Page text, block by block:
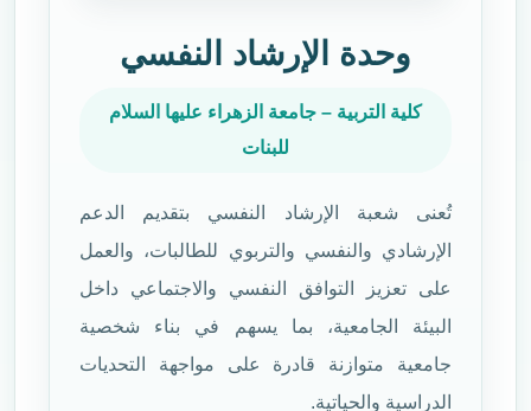
وحدة الإرشاد النفسي
كلية التربية – جامعة الزهراء عليها السلام
للبنات
تُعنى شعبة الإرشاد النفسي بتقديم الدعم
الإرشادي والنفسي والتربوي للطالبات، والعمل
على تعزيز التوافق النفسي والاجتماعي داخل
البيئة الجامعية، بما يسهم في بناء شخصية
جامعية متوازنة قادرة على مواجهة التحديات
الدراسية والحياتية.